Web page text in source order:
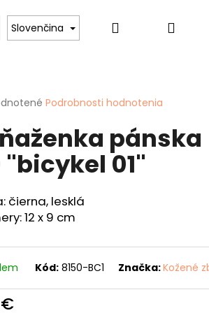
psov Pre ženy
Slovenčina Hľadať
Podrobnosti hodnotenia
pánska
"bicykel 01"
čierna, lesklá
12 x 9 cm
Kód: 8150-BC1 Značka:Kožené